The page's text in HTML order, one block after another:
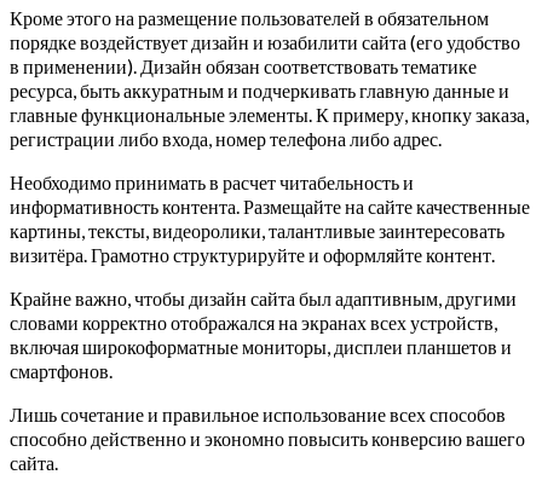
Кроме этого на размещение пользователей в обязательном
порядке воздействует дизайн и юзабилити сайта (его удобство
в применении). Дизайн обязан соответствовать тематике
ресурса, быть аккуратным и подчеркивать главную данные и
главные функциональные элементы. К примеру, кнопку заказа,
регистрации либо входа, номер телефона либо адрес.
Необходимо принимать в расчет читабельность и
информативность контента. Размещайте на сайте качественные
картины, тексты, видеоролики, талантливые заинтересовать
визитёра. Грамотно структурируйте и оформляйте контент.
Крайне важно, чтобы дизайн сайта был адаптивным, другими
словами корректно отображался на экранах всех устройств,
включая широкоформатные мониторы, дисплеи планшетов и
смартфонов.
Лишь сочетание и правильное использование всех способов
способно действенно и экономно повысить конверсию вашего
сайта.